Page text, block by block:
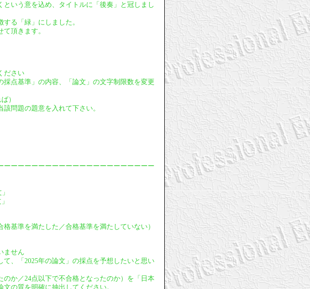
いう意を込め、タイトルに「後奏」と冠しまし
る「緑」にしました。
頂きます。
ださい
採点基準」の内容、「論文」の文字制限数を変更
）
問題の題意を入れて下さい。
ーーーーーーーーーーーーーーーーーーーーー
格基準を満たした／合格基準を満たしていない）
ません
、「2025年の論文」の採点を予想したいと思い
か／24点以下で不合格となったのか）を「日本
の質を明確に抽出してください。